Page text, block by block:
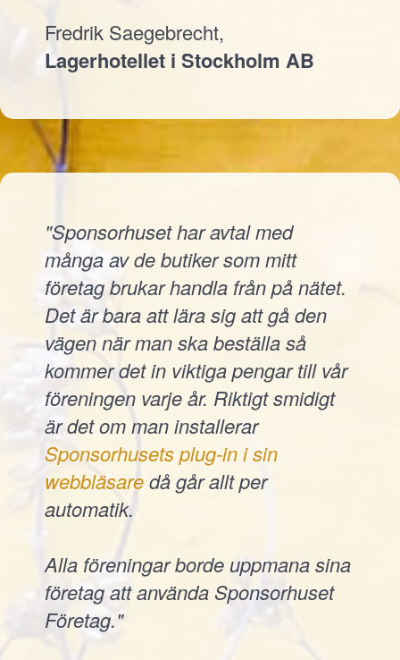
Fredrik Saegebrecht,
Lagerhotellet i Stockholm AB
"Sponsorhuset har avtal med
många av de butiker som mitt
företag brukar handla från på nätet.
Det är bara att lära sig att gå den
vägen när man ska beställa så
kommer det in viktiga pengar till vår
föreningen varje år. Riktigt smidigt
är det om man installerar
Sponsorhusets plug-in i sin
webbläsaredå går allt per
automatik.
Alla föreningar borde uppmana sina
företag att använda Sponsorhuset
Företag."